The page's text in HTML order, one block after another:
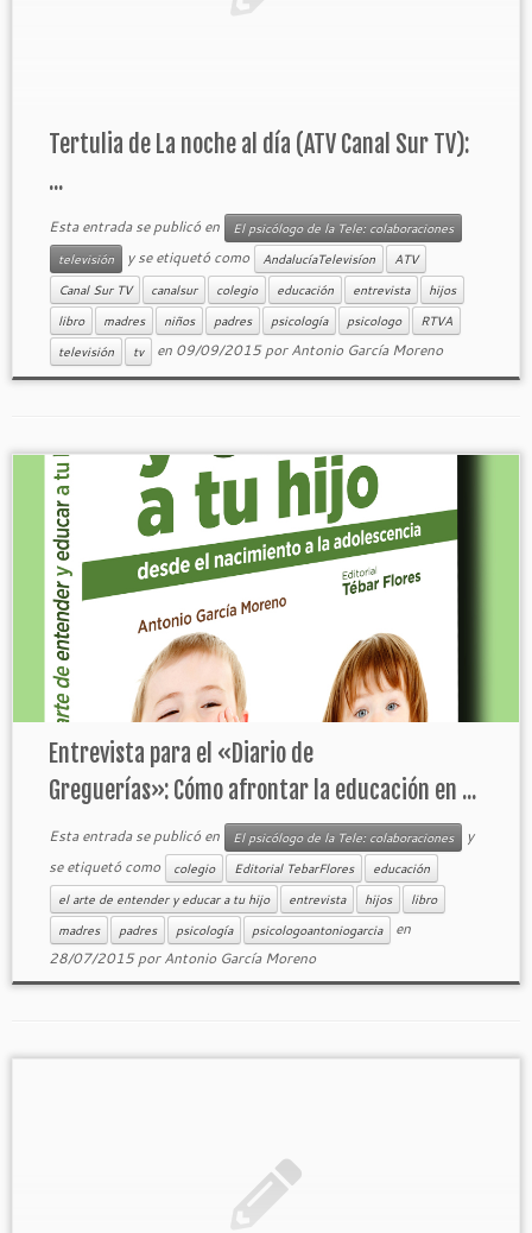
Tertulia de La noche al día (ATV Canal Sur TV):
...
Esta entrada se publicó en
El psicólogo de la Tele: colaboraciones
televisión
y se etiquetó como AndalucíaTelevisíon
ATV
Canal Sur TV
canalsur colegio educación entrevista
hijos
libro
madres niños padres psicología psicologo
RTVA
televisión
tv en 09/09/2015 porAntonio García Moreno
Entrevista para el «Diario de
Greguerías»: Cómo afrontar la educación en ...
Esta entrada se publicó en El psicólogo de la Tele: colaboraciones
y
se etiquetó como
colegio Editorial TebarFlores
educación
el arte de entender y educar a tu hijo
entrevista hijos
libro
madres
padres psicología psicologoantoniogarcia
en
28/07/2015 porAntonio García Moreno